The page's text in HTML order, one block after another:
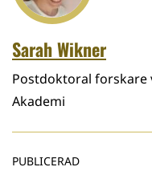
Sarah Wikner
Postdoktoral forskare
Akademi
PUBLICERAD